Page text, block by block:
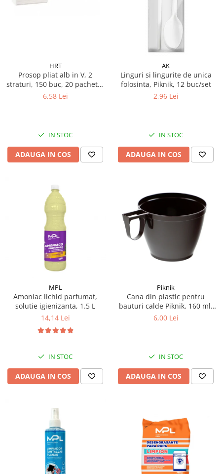
Balsam de rufe
Aditivi spalare
Detergent de rufe
Indepartare pete
Insecticide
Odorizante textile
Odorizante baie
Odorizante Camera
Odorizante Speciale
PACHETE PROMO
Produse de curatare industriala
Solutii de indepartarea cimentului
(decapanti)
Galeti clasice
Raclete
Raclete geam
Raclete pardoseala
Bureti speciali
Accesorii pe coduri de culori
Animale de companie
Articole de bucatarie si catering
Folii si ambalaje
Pahare de unica folosinta
Tacamuri de unica folosinta
Dispensere
Dispensere folie
Dispensere hartie
Dispensere sapun
Hartie igienica
Prosoape pliate
Role medicale
Manusi medicale
Manusi menaj
Pamatuf praf
Pompa apa masina de carotat
HRT
Prosop pliat alb in V, 2
straturi, 150 buc, 20 pachete/
bax
6,58 Lei
IN STOC
ADAUGA IN COS
AK
Linguri si lingurite de unica
folosinta, Piknik, 12 buc/set
2,96 Lei
IN STOC
ADAUGA IN COS
MPL
Amoniac lichid parfumat,
solutie igienizanta, 1.5 L
14,14 Lei
IN STOC
ADAUGA IN COS
Piknik
Cana din plastic pentru
bauturi calde Piknik, 160 ml,
12 buc/set
6,00 Lei
IN STOC
ADAUGA IN COS